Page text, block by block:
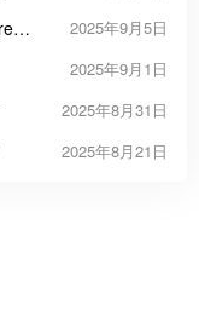
2025年9月5日
2025年9月1日
2025年8月31日
2025年8月21日